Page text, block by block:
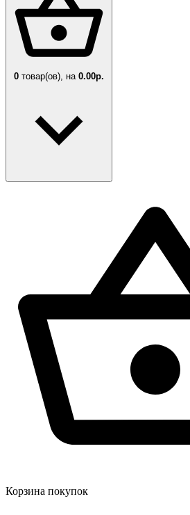
0 товар(ов), на 0.00р.
Корзина покупок